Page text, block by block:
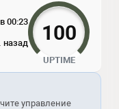
00:23
назад 100
UPTIME
управление